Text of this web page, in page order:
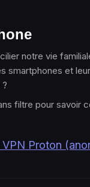
notre vie
smartphones et
filtre pour savoir
Proton